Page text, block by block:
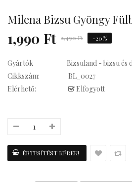
Milena Bizsu Gyöngy
1,990 Ft 2,490 Ft -20%
Gyártók
Bizsuland - bizsu és
Cikkszám:
BL_0027
Elérhető:
Elfogyott